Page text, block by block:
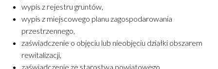
wypis z rejestru gruntów,
wypis z miejscowego planu zagospodarowania
przestrzennego,
zaświadczenie o objęciu lub nieobjęciu działki obszarem
rewitalizacji,
zaświadczenie ze starostwa powiatowego